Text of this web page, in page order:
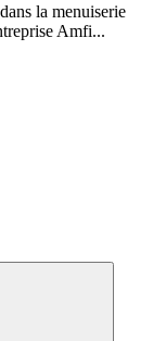
la menuiserie
Amfi...